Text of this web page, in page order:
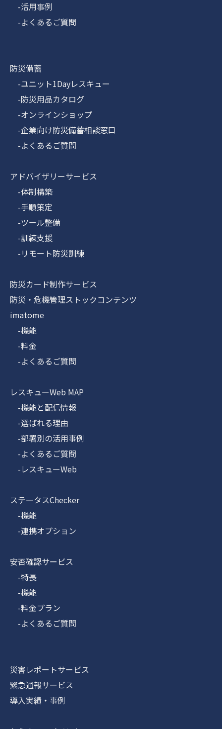
-活用事例
-よくあるご質問
防災備蓄
-ユニット1Dayレスキュー
-防災用品カタログ
-オンラインショップ
-企業向け防災備蓄相談窓口
-よくあるご質問
アドバイザリーサービス
-体制構築
-手順策定
-ツール整備
-訓練支援
-リモート防災訓練
防災カード制作サービス
防災・危機管理ストックコンテンツ
imatome
-機能
-料金
-よくあるご質問
レスキューWeb MAP
-機能と配信情報
-選ばれる理由
-部署別の活用事例
-よくあるご質問
-レスキューWeb
ステータスChecker
-機能
-連携オプション
安否確認サービス
-特長
-機能
-料金プラン
-よくあるご質問
災害レポートサービス
緊急通報サービス
導入実績・事例